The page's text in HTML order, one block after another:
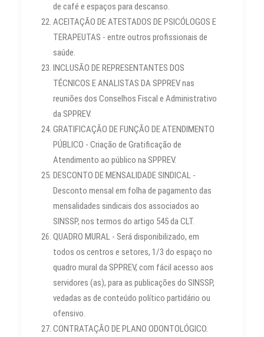
de café e espaços para descanso.
ACEITAÇÃO DE ATESTADOS DE PSICÓLOGOS E
TERAPEUTAS - entre outros profissionais de
saúde.
INCLUSÃO DE REPRESENTANTES DOS
TÉCNICOS E ANALISTAS DA SPPREV nas
reuniões dos Conselhos Fiscal e Administrativo
da SPPREV.
GRATIFICAÇÃO DE FUNÇÃO DE ATENDIMENTO
PÚBLICO - Criação de Gratificação de
Atendimento ao público na SPPREV.
DESCONTO DE MENSALIDADE SINDICAL -
Desconto mensal em folha de pagamento das
mensalidades sindicais dos associados ao
SINSSP, nos termos do artigo 545 da CLT.
QUADRO MURAL - Será disponibilizado, em
todos os centros e setores, 1/3 do espaço no
quadro mural da SPPREV, com fácil acesso aos
servidores (as), para as publicações do SINSSP,
vedadas as de conteúdo político partidário ou
ofensivo.
CONTRATAÇÃO DE PLANO ODONTOLÓGICO.